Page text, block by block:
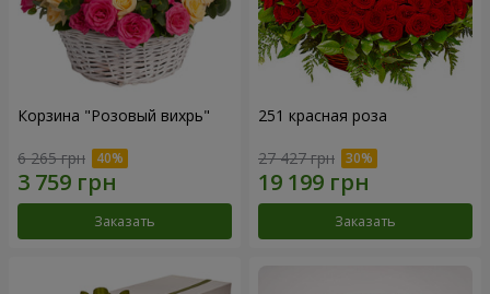
Корзина "Розовый вихрь"
6 265 грн
Заказать
251 красная роза
27 427 грн
Заказать